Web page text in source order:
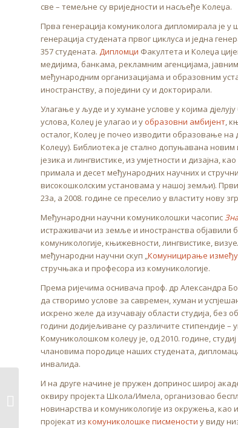
све – темељне су вриједности и насљеђе Колеџа.
Прва генерација комуниколога дипломирала је у
генерација студената првог циклуса и једна
357 студената. Дипломци Факултета и Колеџа
медијима, банкама, рекламним агенцијама,
међународним организацијама и образовним
иностранству, а поједини су и докторирали.
Улагање у људе и у хумане услове у којима
услова, Колеџ је улагао и у образовни амбијент,
осталог, Колеџ је почео изводити образовање на
Колеџу). Библиотека је стално допуњавана
језика и лингвистике, из умјетности и дизајна,
примала и десет међународних научних и
високошколским установама у нашој земљи).
23а, а 2008. године се преселио у властиту нову
Међународни научни комуниколошки часопис
истраживачи из земље и иностранства
комуникологије, књижевности, лингвистике,
међународни научни скуп „Комуницирање
стручњака и професора из комуникологије.
Према ријечима оснивача проф. др Александра
да створимо услове за савремен, хуман и
искрено желе да изучавају области студија, без
години додијељиване су различите стипендије
Комуниколошком колеџу је, од 2010. године,
члановима породице наших студената,
инвалида.
И на друге начине је пружен допринос широј
оквиру пројекта Школа/Имела, организовао
новинарства и комуникологије из окружења, као
пројекат из комуниколошке писмености у виду
Новогодишњи
празници /
Novogodišnji praznici